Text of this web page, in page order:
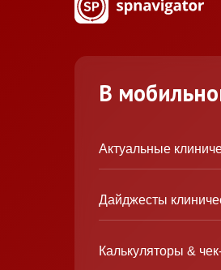
В
Актуальные
Дайджесты
Калькуляторы &